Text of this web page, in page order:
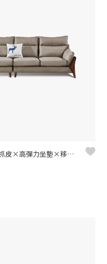
哥本哈根L型貓抓皮沙發｜SGS貓抓皮×高彈力坐墊×移動式腳椅 – 擇木深耕